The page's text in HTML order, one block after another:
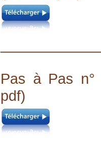
Pas à Pas n°
pdf)